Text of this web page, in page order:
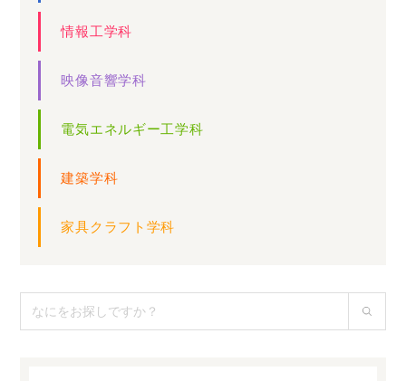
情報工学科
映像音響学科
電気エネルギー工学科
建築学科
家具クラフト学科